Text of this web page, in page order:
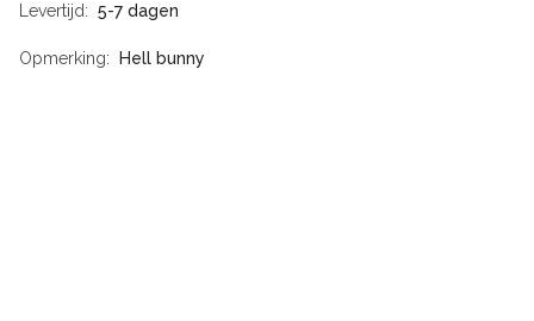
Levertijd 5-7 dagen
Opmerking Hell bunny